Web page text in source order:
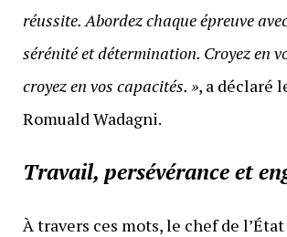
réussite. Abordez chaque épreuve
sérénité et détermination. Croyez en
croyez en vos capacités. », a déclaré
Romuald Wadagni.
Travail, persévérance et
À travers ces mots, le chef de